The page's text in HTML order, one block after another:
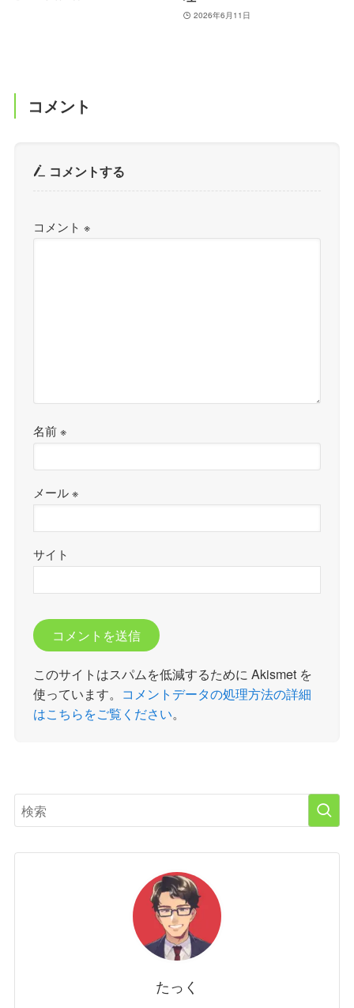
2026年6月11日
コメント
コメントする
コメント※
名前※
メール※
サイト
このサイトはスパムを低減するために Akismet を
使っています。 コメントデータの処理方法の詳細
はこちらをご覧ください。
たっく